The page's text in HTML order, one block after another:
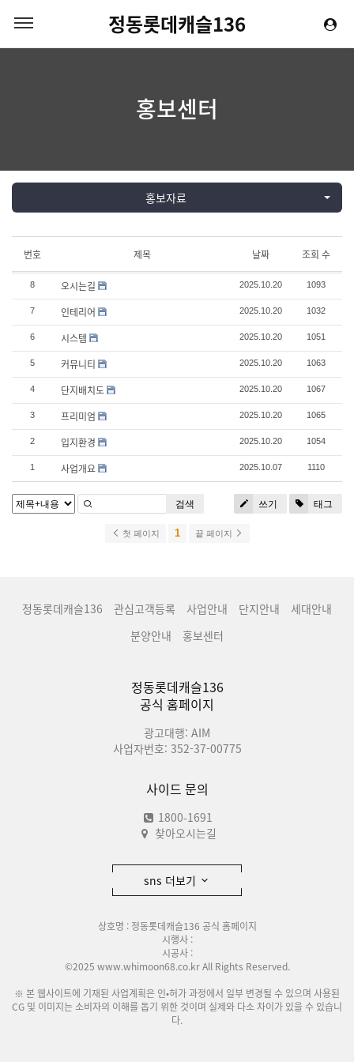
정동롯데캐슬136
홍보센터
홍보자료
번호 제목 날짜 조회 수
8 오시는길 2025.10.20 1093
7 인테리어 2025.10.20 1032
6 시스템 2025.10.20 1051
5 커뮤니티 2025.10.20 1063
4 단지배치도 2025.10.20 1067
3 프리미엄 2025.10.20 1065
2 입지환경 2025.10.20 1054
1 사업개요 2025.10.07 1110
쓰기 태그
검색
첫 페이지 1 끝 페이지
정동롯데캐슬136 관심고객등록 사업안내 단지안내
세대안내
분양안내
홍보센터
정동롯데캐슬136
공식 홈페이지
광고대행: AIM
사업자번호: 352-37-00775
사이드 문의
1800-1691
찾아오시는길
sns 더보기
상호명 : 정동롯데캐슬136 공식 홈페이지
시행사 :
시공사 :
©2025 www.whimoon68.co.kr All Rights Reserved.
※ 본 웹사이트에 기재된 사업계획은 인•허가 과정에서 일부 변경될 수 있으며 사용된
CG 및 이미지는 소비자의 이해를 돕기 위한 것이며 실제와 다소 차이가 있을 수 있습니
다.